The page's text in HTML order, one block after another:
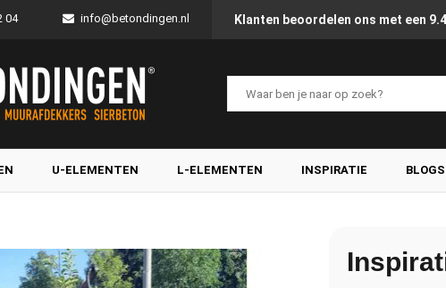
04 info@betondingen.nl Klanten beoordelen ons met een 9.4
U-ELEMENTEN L-ELEMENTEN INSPIRATIE BLOGS